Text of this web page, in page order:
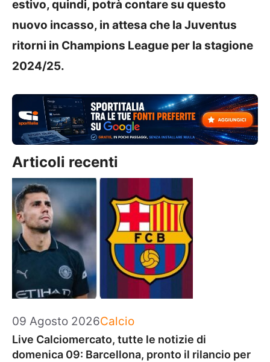
estivo, quindi, potrà contare su questo
nuovo incasso, in attesa che la Juventus
ritorni in Champions League per la stagione
2024/25.
Articoli recenti
09 Agosto 2026Categorie
Calcio
Live Calciomercato, tutte le notizie di
domenica 09: Barcellona, pronto il rilancio per